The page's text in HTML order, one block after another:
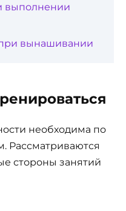
выполнении
вынашивании
необходима по
Рассматриваются
стороны занятий